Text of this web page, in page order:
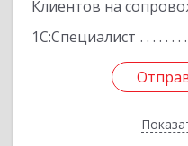
Клиентов на
1С:Специалист